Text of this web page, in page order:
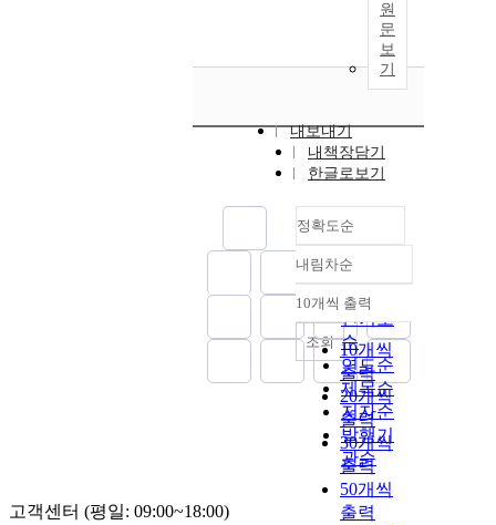
원
문
보
기
내보내기
내책장담기
한글로보기
정확도순
정확도
순
인기도
순
연도순
제목순
저자순
발행기
관순
내림차순
내림차순
10개씩 출력
10개씩
출력
20개씩
출력
30개씩
출력
50개씩
출력
조회
고객센터 (평일: 09:00~18:00)